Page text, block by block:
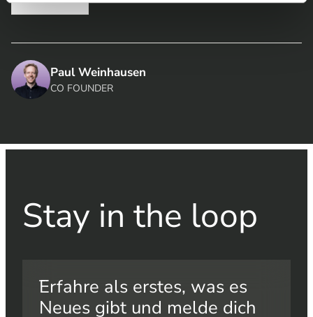
Paul Weinhausen
CO FOUNDER
Stay in the loop​
Erfahre als erstes, was es
Neues gibt und melde dich